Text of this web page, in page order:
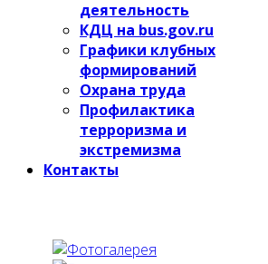
деятельность
КДЦ на bus.gov.ru
Графики клубных
формирований
Охрана труда
Профилактика
терроризма и
экстремизма
Контакты